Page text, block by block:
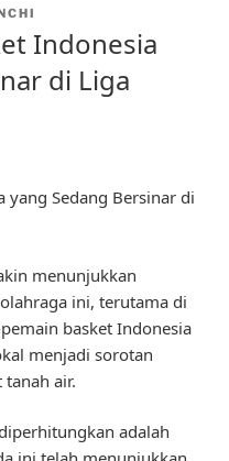
Indonesia
di Liga
yang Sedang Bersinar di
menunjukkan
ini, terutama di
basket Indonesia
menjadi sorotan
air.
adalah